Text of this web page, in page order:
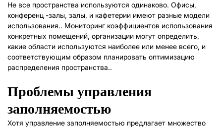
Не все пространства используются одинаково. Офисы,
конференц -залы, залы, и кафетерии имеют разные модели
использования.. Мониторинг коэффициентов использования
конкретных помещений, организации могут определить,
какие области используются наиболее или менее всего, и
соответствующим образом планировать оптимизацию
распределения пространства..
Проблемы управления
заполняемостью
Хотя управление заполняемостью предлагает множество